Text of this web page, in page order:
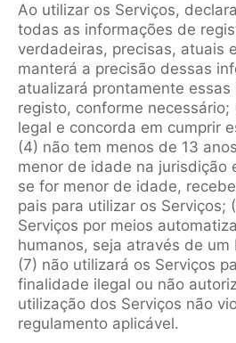
Ao utilizar os Serviços,
todas as informações de
verdadeiras, precisas, atuais
manterá a precisão dessas
atualizará prontamente
registo, conforme
legal e concorda em cumprir
(4) não tem menos de 13
menor de idade na jurisdição
se for menor de idade,
pais para utilizar os Serviços;
Serviços por meios
humanos, seja através de
(7) não utilizará os Serviços
finalidade ilegal ou não
utilização dos Serviços não
regulamento aplicável.